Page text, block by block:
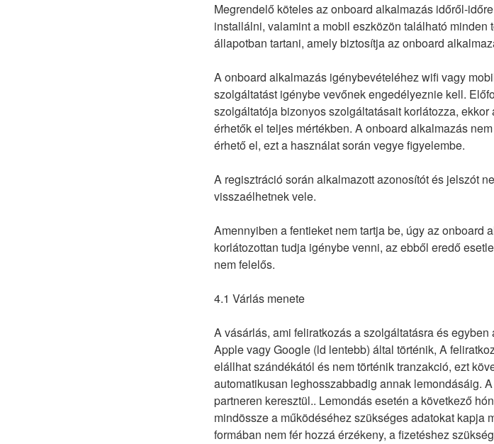
Megrendelő köteles az onboard alkalmazás időről-
installálni, valamint a mobil eszközön található
állapotban tartani, amely biztosítja az onboard
A onboard alkalmazás igénybevételéhez wifi vagy
szolgáltatást igénybe vevőnek engedélyeznie kell.
szolgáltatója bizonyos szolgáltatásait korlátozza,
érhetők el teljes mértékben. A onboard alkalmazás
érhető el, ezt a használat során vegye figyelembe.
A regisztráció során alkalmazott azonosítót és jelszót
visszaélhetnek vele.
Amennyiben a fentieket nem tartja be, úgy az onboard
korlátozottan tudja igénybe venni, az ebből eredő
nem felelős.
4.1 Várlás menete
A vásárlás, ami feliratkozás a szolgáltatásra és
Apple vagy Google (ld lentebb) által történik, A
elállhat szándékától és nem történik tranzakció, ezt
automatikusan leghosszabbadig annak lemondásáig.
partneren keresztül.. Lemondás esetén a következő
mindössze a működéséhez szükséges adatokat kapja
formában nem fér hozzá érzékeny, a fizetéshez